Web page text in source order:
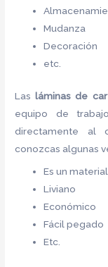
Mudanza
Decoración
etc.
Las láminas de
equipo de
directamente al
conozcas algunas
Es un
Liviano
Económico
Fácil pegado
Etc.